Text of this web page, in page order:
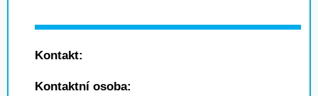
Kontakt:
Kontaktní osoba: